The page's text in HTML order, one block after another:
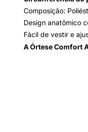
Composição:
Design anatômico
Fácil de vestir e
A Órtese Comfort